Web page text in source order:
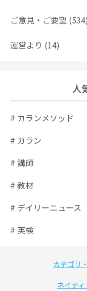
ご意見・ご要望 (534)
運営より (14)
人
# カランメソッド
# カラン
# 講師
# 教材
# デイリーニュース
# 英検
カテゴリ
ネイテ